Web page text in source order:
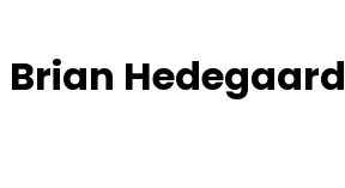
Brian Hedegaard